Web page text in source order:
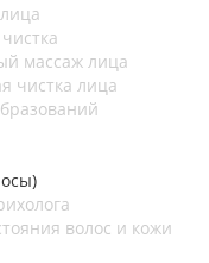
массаж лица
чистка лица
волос и кожи